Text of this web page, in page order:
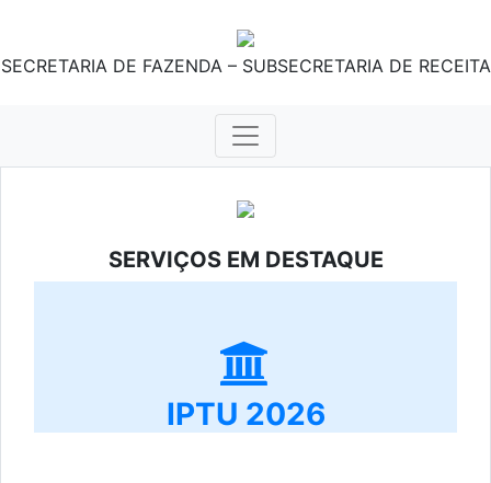
SECRETARIA DE FAZENDA – SUBSECRETARIA DE RECEITA
SERVIÇOS EM DESTAQUE
IPTU 2026